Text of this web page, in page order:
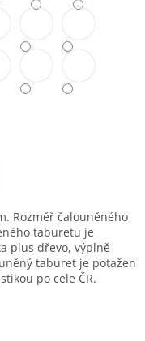
Rozměř čalouněného
taburetu je
plus dřevo, výplně
taburet je potažen
po cele ČR.